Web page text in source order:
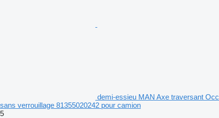
demi-essieu MAN Axe traversant Occ
sans verrouillage 81355020242 pour camion
5